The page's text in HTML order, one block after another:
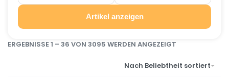
Artikel anzeigen
ERGEBNISSE 1 – 36 VON 3095 WERDEN ANGEZEIGT
Nach Beliebtheit sortiert